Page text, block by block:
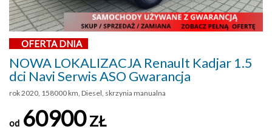
OFERTA DNIA
NOWA LOKALIZACJA Renault Kadjar 1.5
dci Navi Serwis ASO Gwarancja
rok 2020, 158000 km, Diesel, skrzynia manualna
od 60900ZŁ